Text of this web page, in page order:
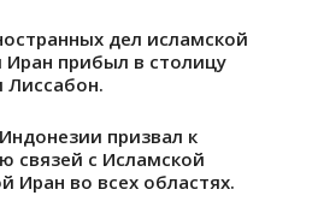
дел исламской
Иран прибыл в столицу
Лиссабон.
призвал к
связей с Исламской
Иран во всех областях.